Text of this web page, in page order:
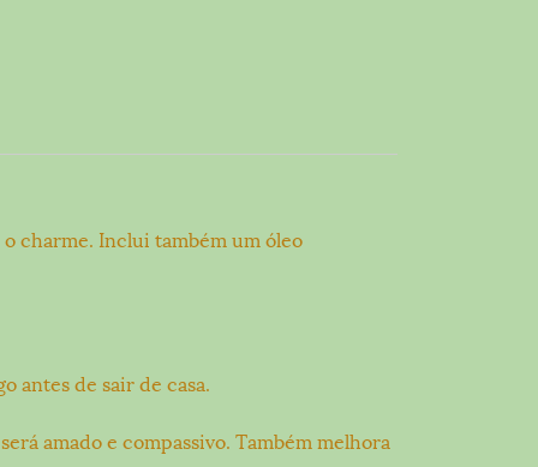
charme. Inclui também um óleo
antes de sair de casa.
amado e compassivo. Também melhora